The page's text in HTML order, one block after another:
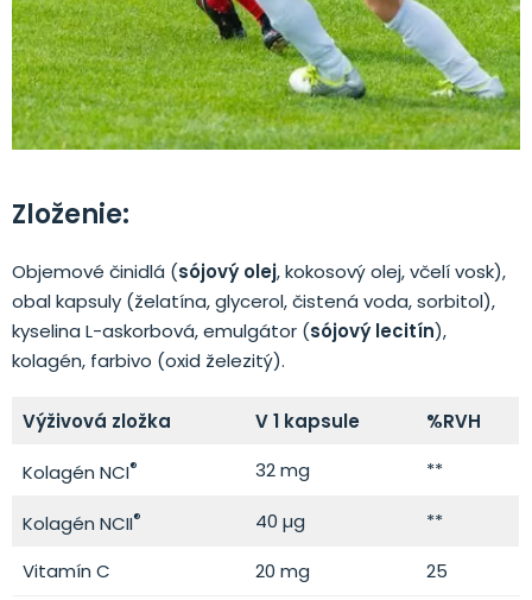
Zloženie:
Objemové činidlá (sójový olej, kokosový olej, včelí vosk),
obal kapsuly (želatína, glycerol, čistená voda, sorbitol),
kyselina L-askorbová, emulgátor (sójový lecitín),
kolagén, farbivo (oxid železitý).
Výživová zložka V 1 kapsule %RVH
Kolagén NCI® 32 mg **
Kolagén NCII® 40 µg
**
Vitamín C
20 mg 25